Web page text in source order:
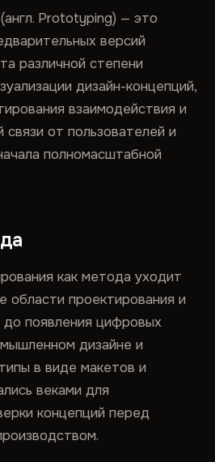
Prototyping) — это
версий
различной степени
дизайн-концепций,
взаимодействия и
связи от пользователей и
полномасштабной
как метода уходит
области проектирования и
до появления цифровых
дизайне и
в виде макетов и
веками для
концепций перед